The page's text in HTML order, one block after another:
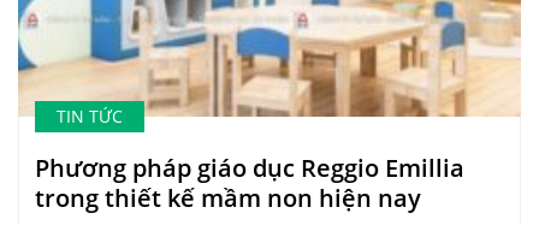
TIN TỨC
Phương pháp giáo dục Reggio Emillia
trong thiết kế mầm non hiện nay